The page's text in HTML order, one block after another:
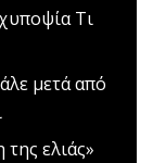
Τι
μετά από
της ελιάς»